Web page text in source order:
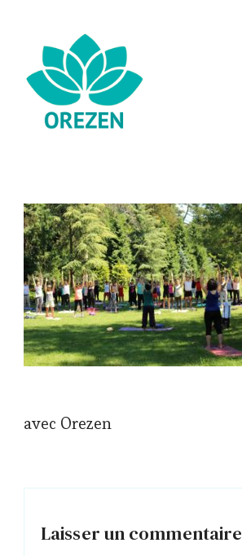
avec Orezen
Laisser un commentaire